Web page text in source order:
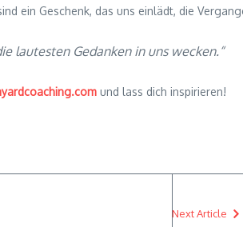
ein Geschenk, das uns einlädt, die
lautesten Gedanken in uns wecken.“
und lass dich inspirieren!
Next Article